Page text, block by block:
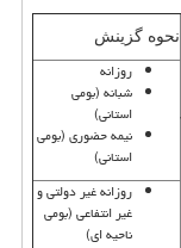
نحوه گزینش
روزانه
شبانه (بومی
استانی)
نیمه حضوری (بومی
استانی)
روزانه غیر دولتی و
غیر انتفاعی (بومی
ناحیه ای)